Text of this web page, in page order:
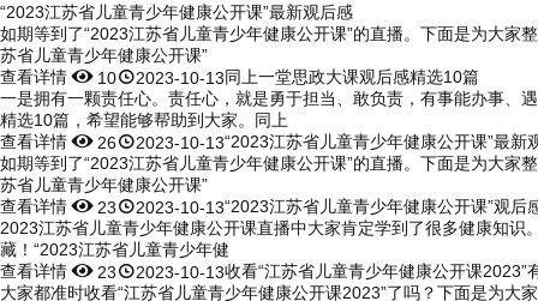
“2023江苏省儿童青少年健康公开课”最新观后感
如期等到了“2023江苏省儿童青少年健康公开课”的直播。下面是为大家
苏省儿童青少年健康公开课”
查看详情 102023-10-13同上一堂思政大课观后感精选10篇
一是拥有一颗责任心。责任心，就是勇于担当、敢负责，有事能办事、
精选10篇，希望能够帮助到大家。同上
查看详情 262023-10-13“2023江苏省儿童青少年健康公开课”最新
如期等到了“2023江苏省儿童青少年健康公开课”的直播。下面是为大家
苏省儿童青少年健康公开课”
查看详情 232023-10-13“2023江苏省儿童青少年健康公开课”观后
2023江苏省儿童青少年健康公开课直播中大家肯定学到了很多健康知
藏！“2023江苏省儿童青少年健
查看详情 232023-10-13收看“江苏省儿童青少年健康公开课2023”
大家都准时收看“江苏省儿童青少年健康公开课2023”了吗？下面是为